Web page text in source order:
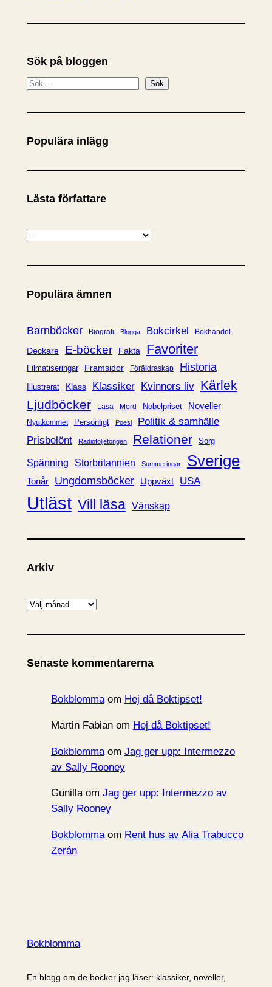
Sök på bloggen
S
k
Sök
Populära inlägg
Lästa författare
K
t
g
r
i
Populära ämnen
Barnböcker Biografi Blogga Bokcirkel Bokhandel
Deckare E-böcker Fakta Favoriter
Filmatiseringar Framsidor Föräldraskap Historia
Illustrerat Klass Klassiker Kvinnors liv Kärlek
Ljudböcker
Läsa Mord Nobelpriset Noveller
Nyutkommet Personligt Poesi
Politik & samhälle
Prisbelönt
Radioföljetongen Relationer Sorg
Spänning Storbritannien Summeringar Sverige
Tonår Ungdomsböcker Uppväxt USA
Utläst Vill läsa Vänskap
Arkiv
A
k
v
Senaste kommentarerna
Bokblommaom Hej då Boktipset!
Martin Fabianom Hej då Boktipset!
Bokblommaom Jag ger upp: Intermezzo
av Sally Rooney
Gunillaom Jag ger upp: Intermezzo av
Sally Rooney
Bokblommaom Rent hus av Alia Trabucco
Zerán
Bokblomma
En blogg om de böcker jag läser: klassiker, noveller,